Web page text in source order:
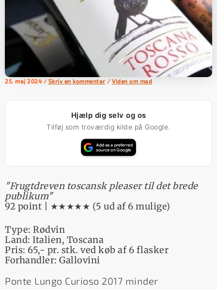
25. maj 2024 / Skriv en kommentar / Viden om mad
Hjælp dig selv og os
Tilføj som troværdig kilde på Google.
"Frugtdreven toscansk pleaser til det brede
publikum"
92 point | ★★★★★ (5 ud af 6 mulige)
Type: Rødvin
Land: Italien, Toscana
Pris: 65,- pr. stk. ved køb af 6 flasker
Forhandler: Gallovini
Ponte Lungo Curioso 2017 minder